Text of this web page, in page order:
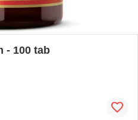
- 100 tab